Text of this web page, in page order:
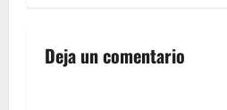
del Voto
Inmaculista
c
Deja un comentario